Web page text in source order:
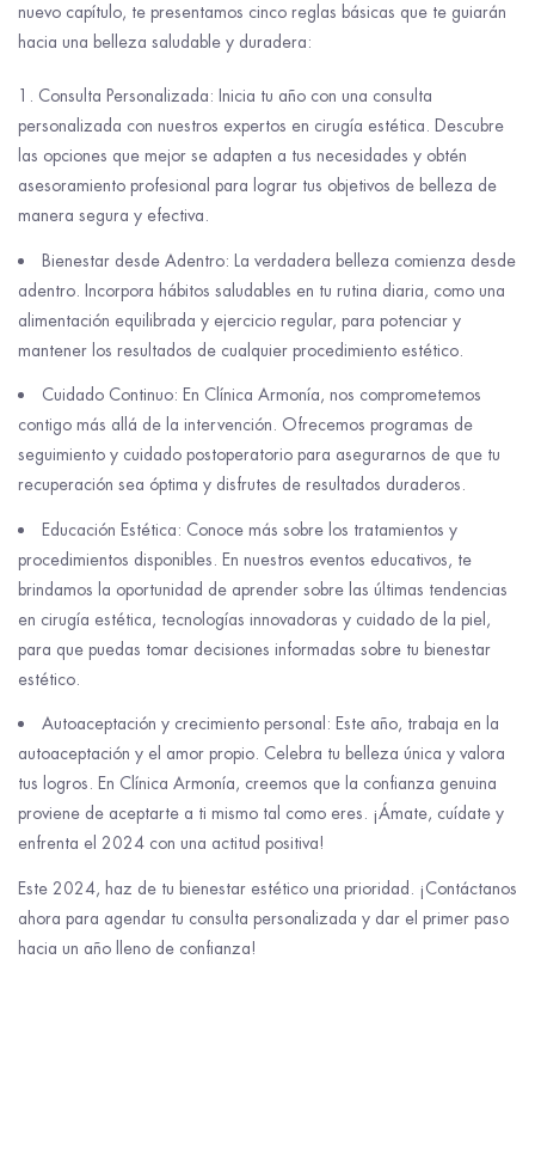
nuevo capítulo, te presentamos cinco reglas básicas que te guiarán
hacia una belleza saludable y duradera:
Consulta Personalizada: Inicia tu año con una consulta
personalizada con nuestros expertos en cirugía estética. Descubre
las opciones que mejor se adapten a tus necesidades y obtén
asesoramiento profesional para lograr tus objetivos de belleza de
manera segura y efectiva.
Bienestar desde Adentro: La verdadera belleza comienza desde
adentro. Incorpora hábitos saludables en tu rutina diaria, como una
alimentación equilibrada y ejercicio regular, para potenciar y
mantener los resultados de cualquier procedimiento estético.
Cuidado Continuo: En Clínica Armonía, nos comprometemos
contigo más allá de la intervención. Ofrecemos programas de
seguimiento y cuidado postoperatorio para asegurarnos de que tu
recuperación sea óptima y disfrutes de resultados duraderos.
Educación Estética: Conoce más sobre los tratamientos y
procedimientos disponibles. En nuestros eventos educativos, te
brindamos la oportunidad de aprender sobre las últimas tendencias
en cirugía estética, tecnologías innovadoras y cuidado de la piel,
para que puedas tomar decisiones informadas sobre tu bienestar
estético.
Autoaceptación y crecimiento personal: Este año, trabaja en la
autoaceptación y el amor propio. Celebra tu belleza única y valora
tus logros. En Clínica Armonía, creemos que la confianza genuina
proviene de aceptarte a ti mismo tal como eres. ¡Ámate, cuídate y
enfrenta el 2024 con una actitud positiva!
Este 2024, haz de tu bienestar estético una prioridad. ¡Contáctanos
ahora para agendar tu consulta personalizada y dar el primer paso
hacia un año lleno de confianza!